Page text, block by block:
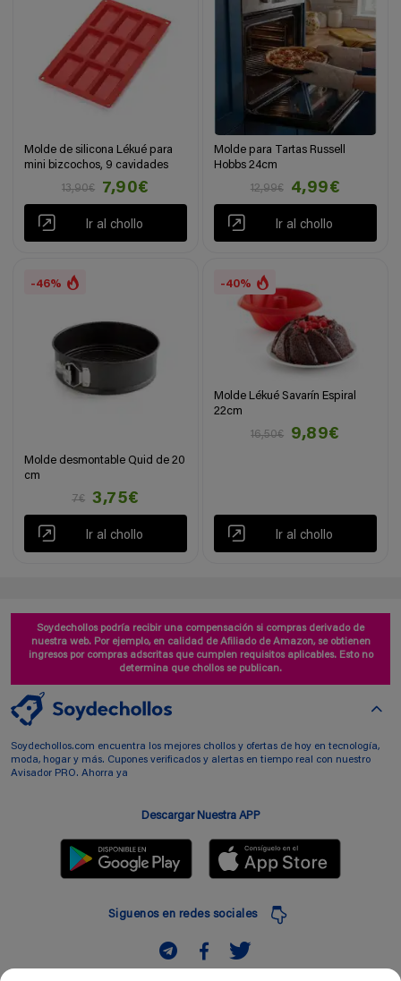
Molde de silicona Lékué para
mini bizcochos, 9 cavidades
13,90€
7,90€
Ir al chollo
Molde para Tartas Russell
Hobbs 24cm
12,99€
4,99€
Ir al chollo
-46%
Molde desmontable Quid de 20
cm
7€
3,75€
Ir al chollo
-40%
Molde Lékué Savarín Espiral
22cm
16,50€
9,89€
Ir al chollo
Soydechollos podría recibir una compensación si compras derivado de
nuestra web. Por ejemplo, en calidad de Afiliado de Amazon, se obtienen
ingresos por compras adscritas que cumplen requisitos aplicables. Esto no
determina que chollos se publican.
Soydechollos.com encuentra los mejores chollos y ofertas de hoy en tecnología,
moda, hogar y más. Cupones verificados y alertas en tiempo real con nuestro
Avisador PRO. Ahorra ya
Descargar Nuestra APP
Siguenos en redes sociales